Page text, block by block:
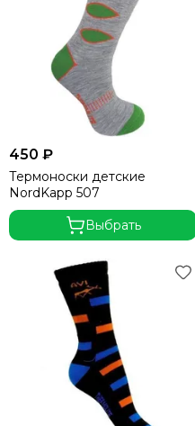
450 ₽
Термоноски детские
NordKapp 507
Выбрать